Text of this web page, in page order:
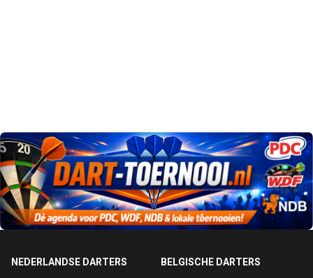
NEDERLANDSE DARTERS
BELGISCHE DARTERS